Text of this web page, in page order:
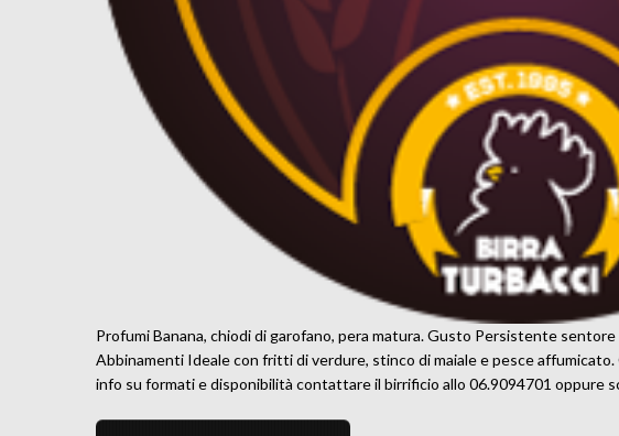
Profumi Banana, chiodi di garofano, pera matura. Gusto Persistente
Abbinamenti Ideale con fritti di verdure, stinco di maiale e pesce
info su formati e disponibilità contattare il birrificio allo 06.9094701 oppure